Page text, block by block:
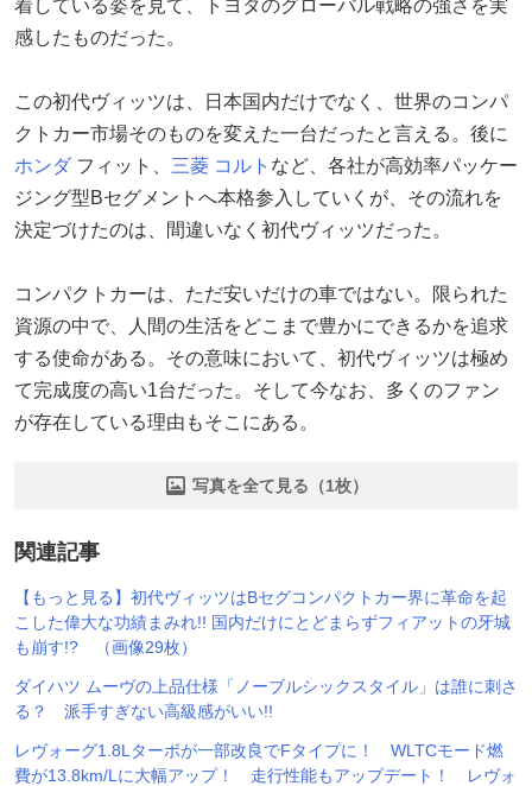
着している姿を見て、トヨタのグローバル戦略の強さを実
感したものだった。
この初代ヴィッツは、日本国内だけでなく、世界のコンパ
クトカー市場そのものを変えた一台だったと言える。後に
ホンダ フィット、 三菱 コルト など、各社が高効率パッケー
ジング型Bセグメントへ本格参入していくが、その流れを
決定づけたのは、間違いなく初代ヴィッツだった。
コンパクトカーは、ただ安いだけの車ではない。限られた
資源の中で、人間の生活をどこまで豊かにできるかを追求
する使命がある。その意味において、初代ヴィッツは極め
て完成度の高い1台だった。そして今なお、多くのファン
が存在している理由もそこにある。
写真を全て見る（1枚）
関連記事
【もっと見る】初代ヴィッツはBセグコンパクトカー界に革命を起
こした偉大な功績まみれ!! 国内だけにとどまらずフィアットの牙城
も崩す!? （画像29枚）
ダイハツ ムーヴの上品仕様「ノーブルシックスタイル」は誰に刺さ
る？ 派手すぎない高級感がいい!!
レヴォーグ1.8Lターボが一部改良でFタイプに！ WLTCモード燃
費が13.8km/Lに大幅アップ！ 走行性能もアップデート！ レヴォ